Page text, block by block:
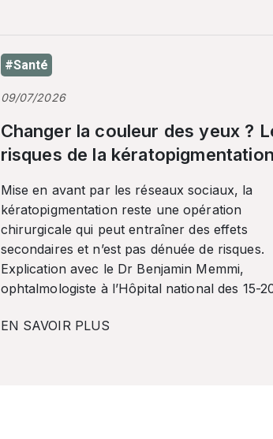
#Santé
09/07/2026
Changer la couleur des yeux ?
risques de la kératopigmentation
Mise en avant par les réseaux sociaux, la
kératopigmentation reste une opération
chirurgicale qui peut entraîner des effets
secondaires et n’est pas dénuée de risques.
Explication avec le Dr Benjamin Memmi,
ophtalmologiste à l’Hôpital national des 15-
EN SAVOIR PLUS